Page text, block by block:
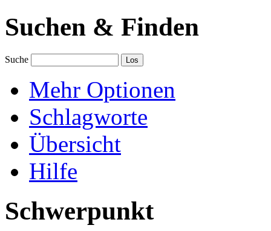
Suchen & Finden
Suche
Mehr Optionen
Schlagworte
Übersicht
Hilfe
Schwerpunkt